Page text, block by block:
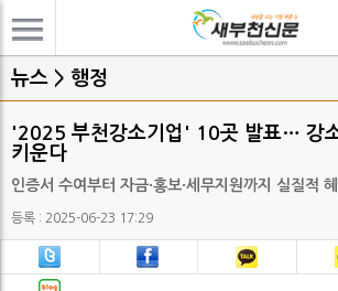
뉴스 > 행정
'2025 부천강소기업' 10곳 발표… 강
키운다
인증서 수여부터 자금·홍보·세무지원까지 실질적
등록 : 2025-06-23 17:29